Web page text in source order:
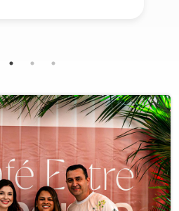
feira (11) a Rede de Negócios
da empresa Seu
estratégias para
relacionamentos
oportunidades de
Municipal de Turismo e
Edna Carvalho, a Rede de
mais uma iniciativa da gestão
fortalecer o
o crescimento das